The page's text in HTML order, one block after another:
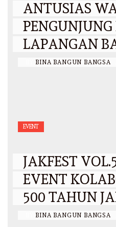
ANTUSIAS
LAPANGAN
BINA BANGUN BANGSA
EVENT
JAKFEST
EVENT
500 TAHUN
BINA BANGUN BANGSA